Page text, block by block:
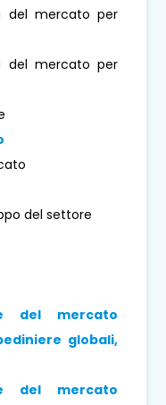
del mercato per
del mercato per
del settore
del mercato
globali,
del mercato